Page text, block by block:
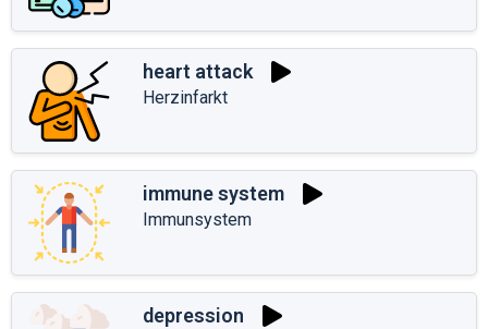
heart attack
Herzinfarkt
immune system
Immunsystem
depression